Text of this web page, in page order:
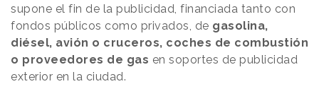
supone el fin de la publicidad, financiada tanto con
fondos públicos como privados, de gasolina,
diésel, avión o cruceros, coches de combustión
o proveedores de gas en soportes de publicidad
exterior en la ciudad.